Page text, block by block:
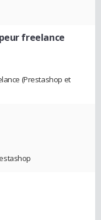
freelance
(Prestashop et